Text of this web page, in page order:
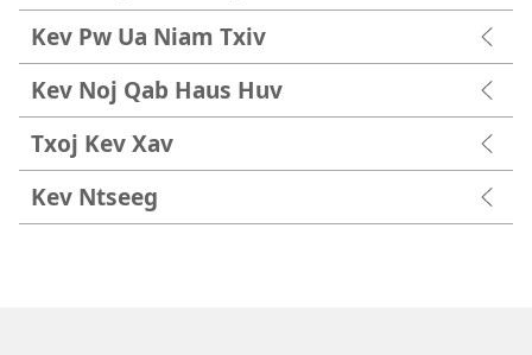
Kev Pw Ua Niam Txiv
Kev Noj Qab Haus Huv
Txoj Kev Xav
Kev Ntseeg